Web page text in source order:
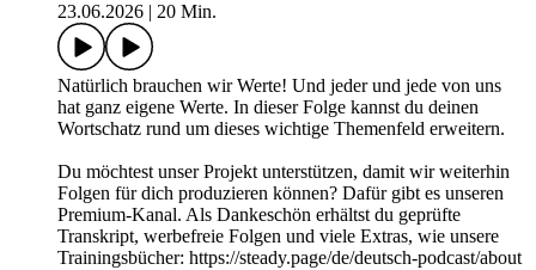
23.06.2026
20 Min.
Natürlich brauchen wir Werte! Und jeder und jede von uns
hat ganz eigene Werte. In dieser Folge kannst du deinen
Wortschatz rund um dieses wichtige Themenfeld erweitern.
Du möchtest unser Projekt unterstützen, damit wir weiterhin
Folgen für dich produzieren können? Dafür gibt es unseren
Premium-Kanal. Als Dankeschön erhältst du geprüfte
Transkript, werbefreie Folgen und viele Extras, wie unsere
Trainingsbücher: https://steady.page/de/deutsch-podcast/about